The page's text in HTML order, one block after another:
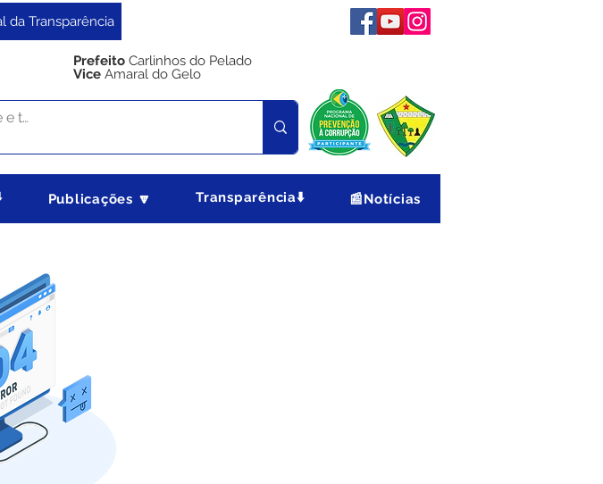
da Transparência
Prefeito Carlinhos do Pelado
Vice Amaral do Gelo
Publicações 🔽 Transparência⬇️ 📰Notícias